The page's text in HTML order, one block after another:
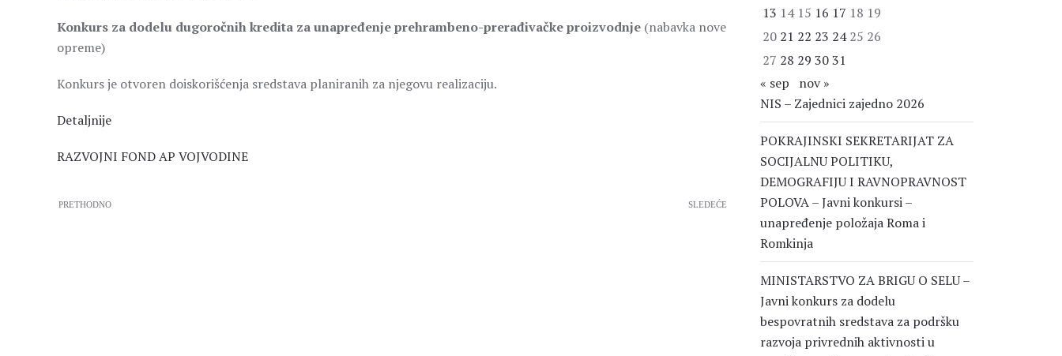
Konkurs za dodelu dugoročnih kredita za unapređenje prehrambeno-prerađivačke proizvodnje (nabavka nove
opreme)
Konkurs je otvoren doiskorišćenja sredstava planiranih za njegovu realizaciju.
Detaljnije
RAZVOJNI FOND AP VOJVODINE
PRETHODNO SLEDEĆE
13 14 15 16 17 18 19
20 21 22 23 24 25 26
27 28 29 3031
« sep
nov »
NIS – Zajednici zajedno 2026
POKRAJINSKI SEKRETARIJAT ZA
SOCIJALNU POLITIKU,
DEMOGRAFIJU I RAVNOPRAVNOST
POLOVA – Javni konkursi –
unapređenje položaja Roma i
Romkinja
MINISTARSTVO ZA BRIGU O SELU –
Javni konkurs za dodelu
bespovratnih sredstava za podršku
razvoja privrednih aktivnosti u